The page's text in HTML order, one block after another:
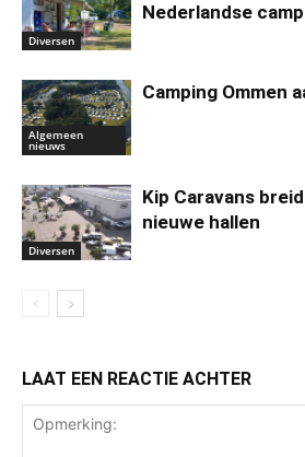
Diversen
Nederlandse
Algemeen
nieuws
Camping Ommen
Diversen
Kip Caravans
nieuwe hallen
LAAT EEN REACTIE ACHTER